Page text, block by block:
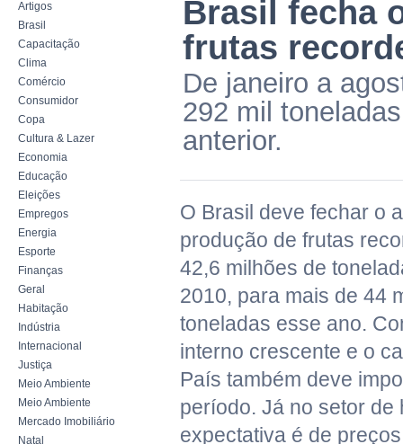
Artigos
Brasil
Capacitação
Clima
Comércio
Consumidor
Copa
Cultura & Lazer
Economia
Educação
Eleições
Empregos
Energia
Esporte
Finanças
Geral
Habitação
Indústria
Internacional
Justiça
Meio Ambiente
Meio Ambiente
Mercado Imobiliário
Natal
Brasil fecha
frutas
De janeiro a
292 mil
anterior.
O Brasil deve fechar o
produção de frutas
42,6 milhões de
2010, para mais de 44
toneladas esse ano.
interno crescente e o
País também deve
período. Já no setor de
expectativa é de